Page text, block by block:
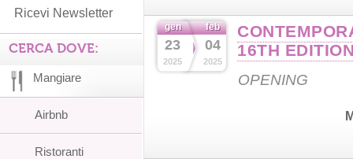
gen
23
2025
feb
04
2025
16TH
OPENING
Ricevi Newsletter
CERCA DOVE:
Mangiare
Airbnb
Ristoranti